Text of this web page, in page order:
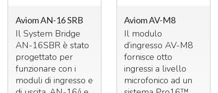
Aviom AN-16 SRB
Il System Bridge
AN-16SBR è stato
progettato per
funzionare con i
moduli di ingresso e
Aviom AV-M8
Il modulo
d’ingresso AV-M8
fornisce otto
ingressi a livello
microfonico ad un